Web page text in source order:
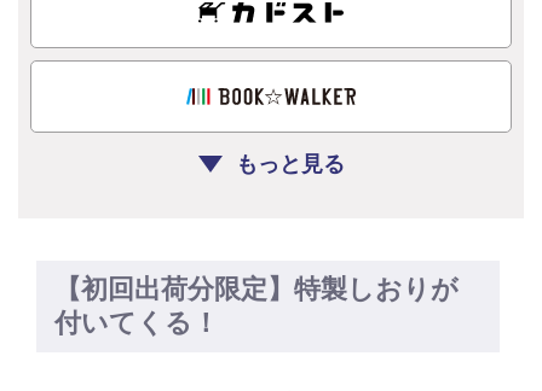
もっと見る
【初回出荷分限定】特製しおりが
付いてくる！